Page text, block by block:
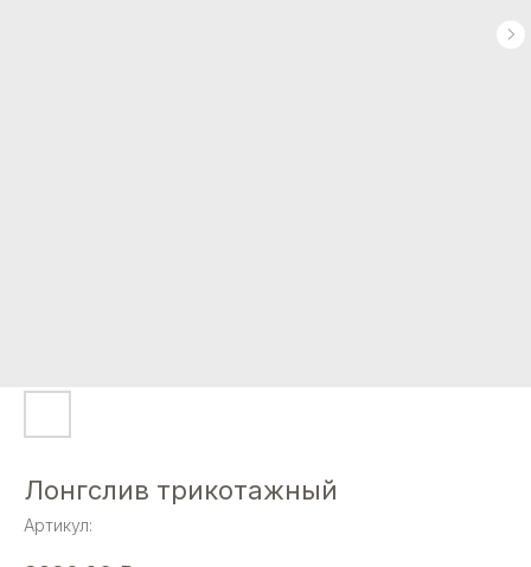
Лонгслив трикотажный
Артикул: